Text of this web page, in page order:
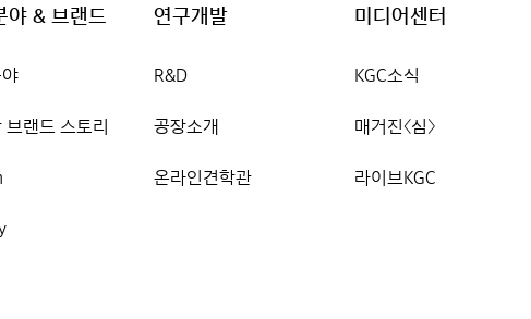
야 & 브랜드
브랜드 스토리
연구개발
R&D
공장소개
온라인견학관
미디어센터
KGC소식
매거진〈심〉
라이브KGC